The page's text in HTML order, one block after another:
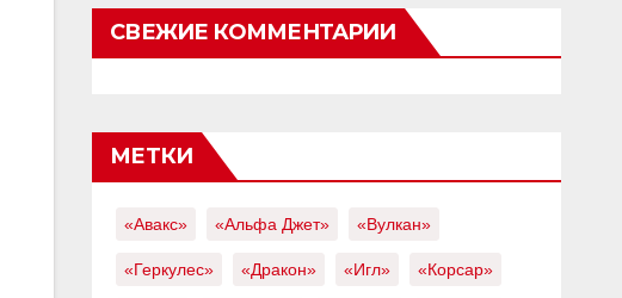
СВЕЖИЕ КОММЕНТАРИИ
МЕТКИ
«Авакс» «Альфа Джет» «Вулкан»
«Геркулес» «Дракон» «Игл» «Корсар»